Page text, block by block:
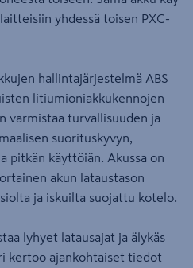
yhdessä toisen PXC-
hallintajärjestelmä ABS
litiumioniakkukennojen
varmistaa turvallisuuden ja
suorituskyvyn,
pitkän käyttöiän. Akussa on
akun lataustason
ja iskuilta suojattu kotelo.
lyhyet latausajat ja älykäs
kertoo ajankohtaiset tiedot